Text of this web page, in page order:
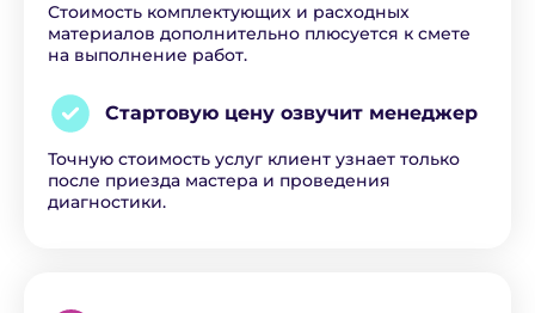
Стоимость комплектующих и расходных
материалов дополнительно плюсуется к смете
на выполнение работ.
Стартовую цену озвучит менеджер
Точную стоимость услуг клиент узнает только
после приезда мастера и проведения
диагностики.